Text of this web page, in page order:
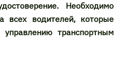
Необходимо
всех водителей, которые
транспортным